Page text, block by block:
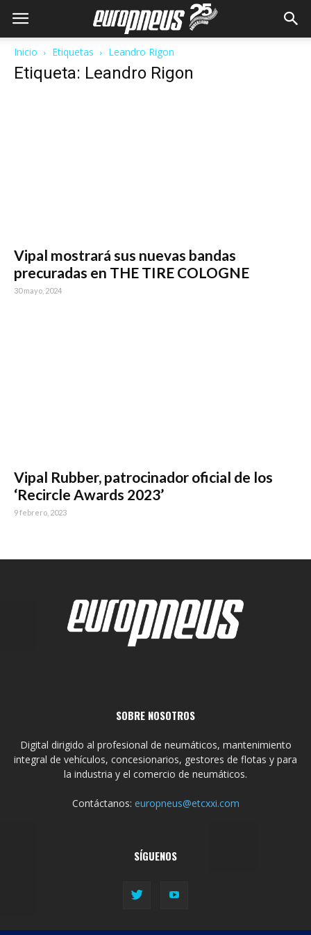
Inicio Etiquetas Leandro Rigon
Etiqueta: Leandro Rigon
Vipal mostrará sus nuevas bandas
precuradas en THE TIRE COLOGNE
30 mayo, 2024
Vipal Rubber, patrocinador oficial de los
‘Recircle Awards 2023’
9 febrero, 2023
SOBRE NOSOTROS
Digital dirigido al profesional de neumáticos, mantenimiento
integral de vehículos, concesionarios, gestores de flotas y para
la industria y el comercio de neumáticos.
Contáctanos: europneus@etcxxi.com
SÍGUENOS